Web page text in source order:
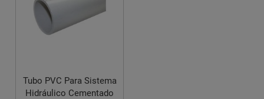
Tubo PVC Para Sistema
Hidráulico Cementado